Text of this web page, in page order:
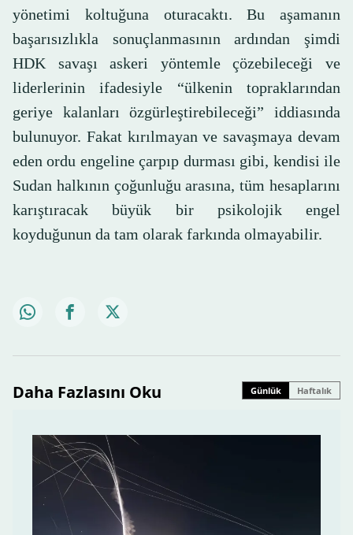
yönetimi koltuğuna oturacaktı. Bu aşamanın
başarısızlıkla sonuçlanmasının ardından şimdi
HDK savaşı askeri yöntemle çözebileceği ve
liderlerinin ifadesiyle “ülkenin topraklarından
geriye kalanları özgürleştirebileceği” iddiasında
bulunuyor. Fakat kırılmayan ve savaşmaya devam
eden ordu engeline çarpıp durması gibi, kendisi ile
Sudan halkının çoğunluğu arasına, tüm hesaplarını
karıştıracak büyük bir psikolojik engel
koyduğunun da tam olarak farkında olmayabilir.
Daha Fazlasını Oku Günlük Haftalık